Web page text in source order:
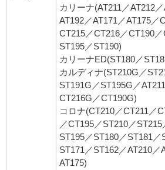
カリーナ(AT211／AT212
AT192／AT171／AT175／
CT215／CT216／CT190
ST195／ST190)
カリーナED(ST180／
カルディナ(ST210G／
ST191G／ST195G／
CT216G／CT190G)
コロナ(CT210／CT211／
／CT195／ST210／
ST195／ST180／ST181／
ST171／ST162／AT210／
AT175)